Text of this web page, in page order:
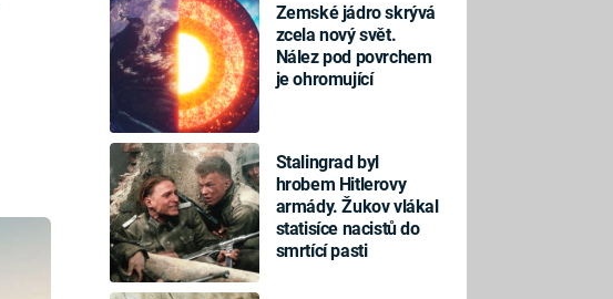
Zemské jádro skrývá
zcela nový svět.
Nález pod povrchem
je ohromující
Stalingrad byl
hrobem Hitlerovy
armády. Žukov vlákal
statisíce nacistů do
smrtící pasti